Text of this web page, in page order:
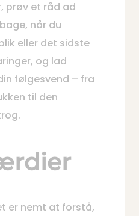
prøv et råd ad
når du
eller det sidste
og lad
følgesvend – fra
til den
er nemt at forstå,